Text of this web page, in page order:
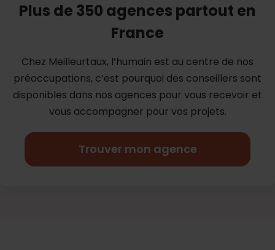
Plus de 350 agences partout en
France
Chez Meilleurtaux, l’humain est au centre de nos
préoccupations, c’est pourquoi des conseillers sont
disponibles dans nos agences pour vous recevoir et
vous accompagner pour vos projets.
Trouver mon agence